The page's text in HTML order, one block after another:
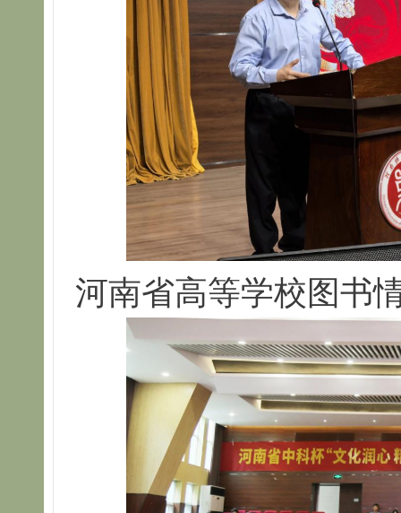
河南省高等学校图书